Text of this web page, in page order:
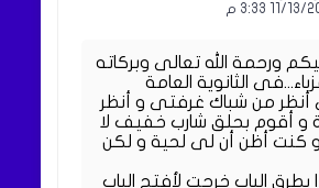
2025 3:33 م
ورحمة الله تعالى وبركاته
أنظر من شباك غرفتى و أنظر
و أقوم بحلق شارب خفيف لا
و كنت أظن أن لى لحية و لكن
يطرق الباب خرجت لأفتح الباب